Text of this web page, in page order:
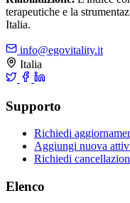
terapeutiche e la
Italia.
info@egovitality.it
Italia
Supporto
Richiedi
Aggiungi nuova
Richiedi
Elenco